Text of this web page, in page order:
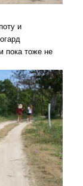
и
пока тоже не